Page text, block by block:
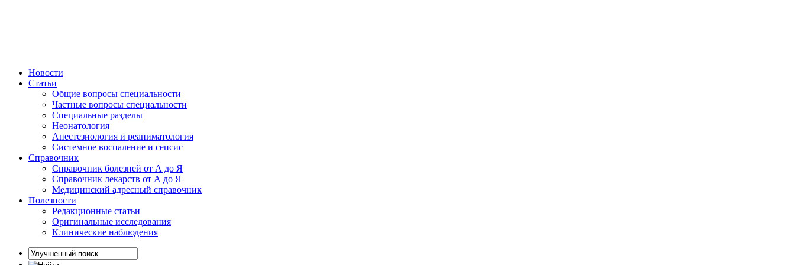
Новости
Статьи
Общие вопросы специальности
Частные вопросы специальности
Специальные разделы
Неонатология
Анестезиология и реаниматология
Системное воспаление и сепсис
Справочник
Справочник болезней от А до Я
Справочник лекарств от А до Я
Медицинский адресный справочник
Полезности
Редакционные статьи
Оригинальные исследования
Клинические наблюдения